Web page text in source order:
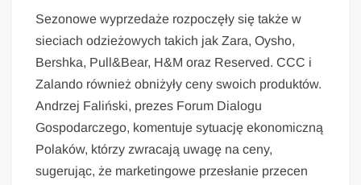
Sezonowe wyprzedaże rozpoczęły się także w
sieciach odzieżowych takich jak Zara, Oysho,
Bershka, Pull&Bear, H&M oraz Reserved. CCC i
Zalando również obniżyły ceny swoich produktów.
Andrzej Faliński, prezes Forum Dialogu
Gospodarczego, komentuje sytuację ekonomiczną
Polaków, którzy zwracają uwagę na ceny,
sugerując, że marketingowe przesłanie przecen